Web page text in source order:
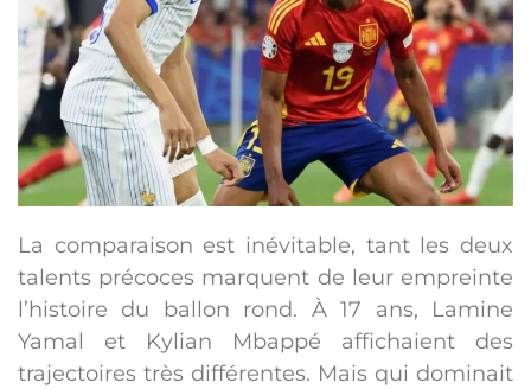
La comparaison est inévitable, tant les deux
talents précoces marquent de leur empreinte
l’histoire du ballon rond. À 17 ans, Lamine
Yamal et Kylian Mbappé affichaient des
trajectoires très différentes. Mais qui dominait